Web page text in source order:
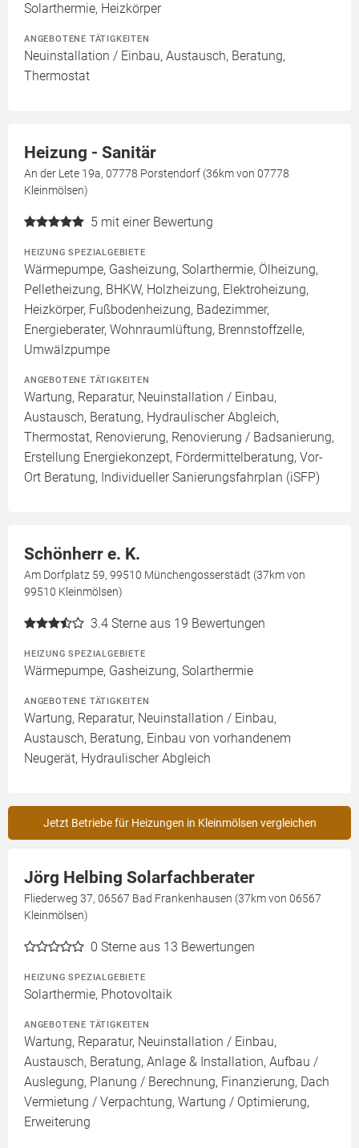
Solarthermie, Heizkörper
ANGEBOTENE TÄTIGKEITEN
Neuinstallation / Einbau, Austausch, Beratung,
Thermostat
Heizung - Sanitär
An der Lete 19a, 07778 Porstendorf (36km von 07778
Kleinmölsen)
5 mit einer Bewertung
HEIZUNG SPEZIALGEBIETE
Wärmepumpe, Gasheizung, Solarthermie, Ölheizung,
Pelletheizung, BHKW, Holzheizung, Elektroheizung,
Heizkörper, Fußbodenheizung, Badezimmer,
Energieberater, Wohnraumlüftung, Brennstoffzelle,
Umwälzpumpe
ANGEBOTENE TÄTIGKEITEN
Wartung, Reparatur, Neuinstallation / Einbau,
Austausch, Beratung, Hydraulischer Abgleich,
Thermostat, Renovierung, Renovierung / Badsanierung,
Erstellung Energiekonzept, Fördermittelberatung, Vor-
Ort Beratung, Individueller Sanierungsfahrplan (iSFP)
Schönherr e. K.
Am Dorfplatz 59, 99510 Münchengosserstädt (37km von
99510 Kleinmölsen)
3.4 Sterne aus 19 Bewertungen
HEIZUNG SPEZIALGEBIETE
Wärmepumpe, Gasheizung, Solarthermie
ANGEBOTENE TÄTIGKEITEN
Wartung, Reparatur, Neuinstallation / Einbau,
Austausch, Beratung, Einbau von vorhandenem
Neugerät, Hydraulischer Abgleich
Jetzt Betriebe für Heizungen in Kleinmölsen vergleichen
Jörg Helbing Solarfachberater
Fliederweg 37, 06567 Bad Frankenhausen (37km von 06567
Kleinmölsen)
0 Sterne aus 13 Bewertungen
HEIZUNG SPEZIALGEBIETE
Solarthermie, Photovoltaik
ANGEBOTENE TÄTIGKEITEN
Wartung, Reparatur, Neuinstallation / Einbau,
Austausch, Beratung, Anlage & Installation, Aufbau /
Auslegung, Planung / Berechnung, Finanzierung, Dach
Vermietung / Verpachtung, Wartung / Optimierung,
Erweiterung